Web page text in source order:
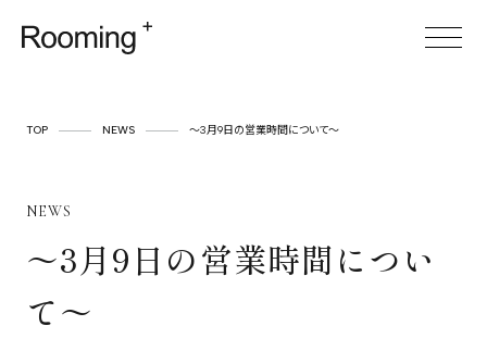
CASES
TOP NEWS ～3月9日の営業時間について～
NEWS
～3月9日の営業時間につい
て～